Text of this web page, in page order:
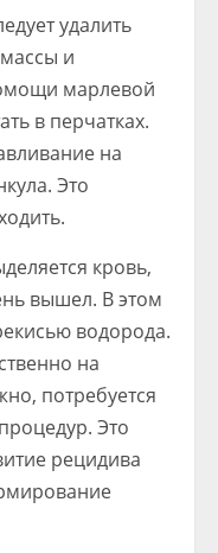
удалить
и
марлевой
в перчатках.
на
Это
кровь,
вышел. В этом
водорода.
на
потребуется
Это
рецидива